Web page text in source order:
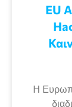
EU
Η